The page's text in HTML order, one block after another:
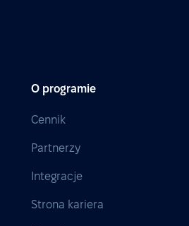
O programie
Cennik
Partnerzy
Integracje
Strona kariera